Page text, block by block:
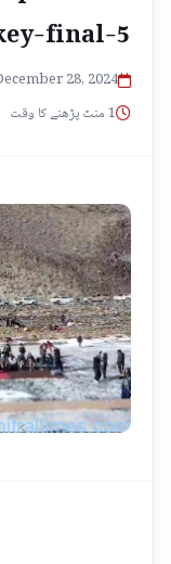
final-5
28, 2024
1 منٹ پڑھنے کا وقت